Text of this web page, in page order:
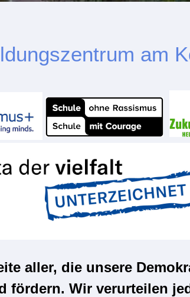
am
aller, die unsere
fördern. Wir verurteilen